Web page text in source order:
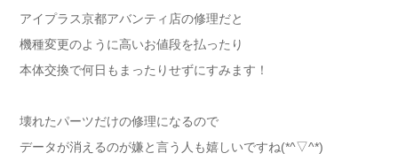
アイプラス京都アバンティ店の修理だと
機種変更のように高いお値段を払ったり
本体交換で何日もまったりせずにすみます！
壊れたパーツだけの修理になるので
データが消えるのが嫌と言う人も嬉しいですね(*^▽^*)